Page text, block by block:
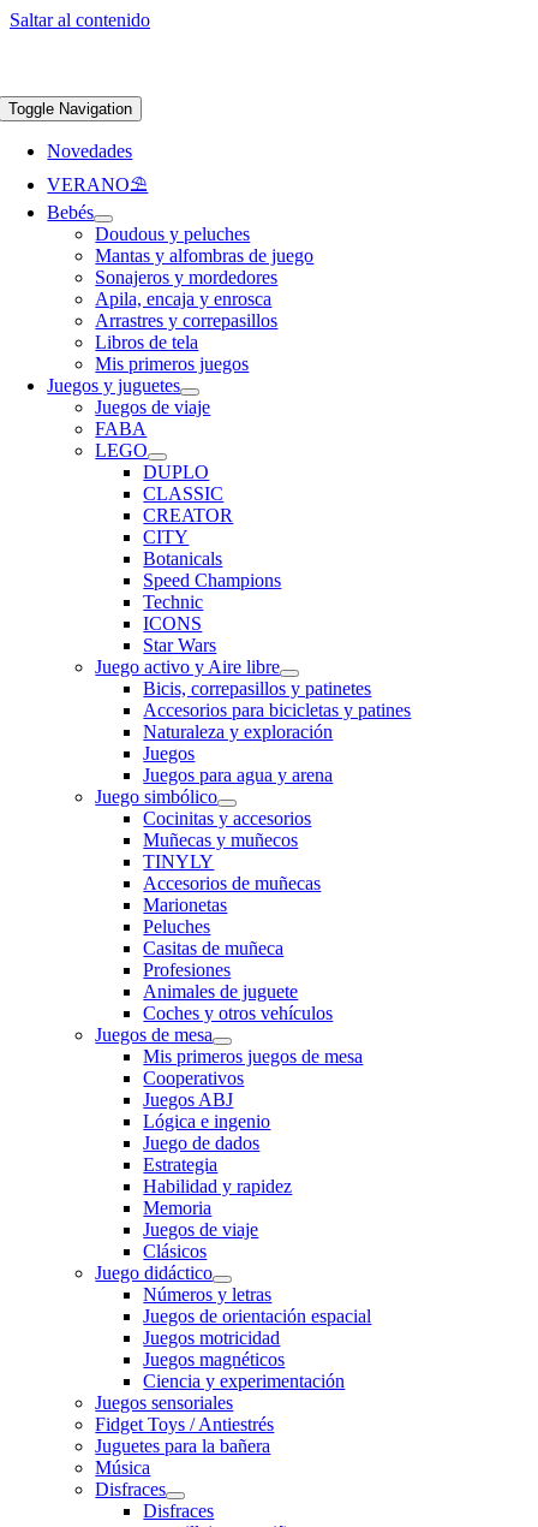
Saltar al contenido
Toggle Navigation
Novedades
VERANO⛱️​
Bebés
Doudous y peluches
Mantas y alfombras de juego
Sonajeros y mordedores
Apila, encaja y enrosca
Arrastres y correpasillos
Libros de tela
Mis primeros juegos
Juegos y juguetes
Juegos de viaje
FABA
LEGO
DUPLO
CLASSIC
CREATOR
CITY
Botanicals
Speed Champions
Technic
ICONS
Star Wars
Juego activo y Aire libre
Bicis, correpasillos y patinetes
Accesorios para bicicletas y patines
Naturaleza y exploración
Juegos
Juegos para agua y arena
Juego simbólico
Cocinitas y accesorios
Muñecas y muñecos
TINYLY
Accesorios de muñecas
Marionetas
Peluches
Casitas de muñeca
Profesiones
Animales de juguete
Coches y otros vehículos
Juegos de mesa
Mis primeros juegos de mesa
Cooperativos
Juegos ABJ
Lógica e ingenio
Juego de dados
Estrategia
Habilidad y rapidez
Memoria
Juegos de viaje
Clásicos
Juego didáctico
Números y letras
Juegos de orientación espacial
Juegos motricidad
Juegos magnéticos
Ciencia y experimentación
Juegos sensoriales
Fidget Toys / Antiestrés
Juguetes para la bañera
Música
Disfraces
Disfraces